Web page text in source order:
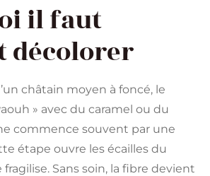
il faut
décolorer
châtain moyen à foncé, le
» avec du caramel ou du
commence souvent par une
étape ouvre les écailles du
Sans soin, la fibre devient